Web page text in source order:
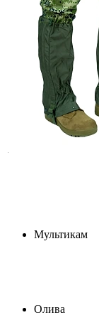
Мультикам
Олива